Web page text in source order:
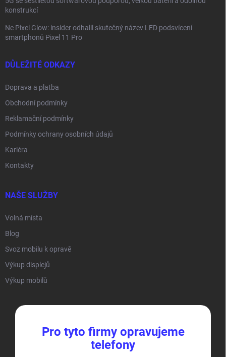
konstrukcí
Ne Pixel Glow: insider odhalil skutečný název LED podsvícení
smartphonů Pixel 11 Pro
DŮLEŽITÉ ODKAZY
Doprava a platba
Obchodní podmínky
Reklamační podmínky
Podmínky ochrany osobních údajů
Kariéra
Kontakty
NAŠE SLUŽBY
Volná místa
Blog
Svoz mobilu k opravě
Výkup displejů
Výkup mobilů
Pro tyto firmy opravujeme
telefony